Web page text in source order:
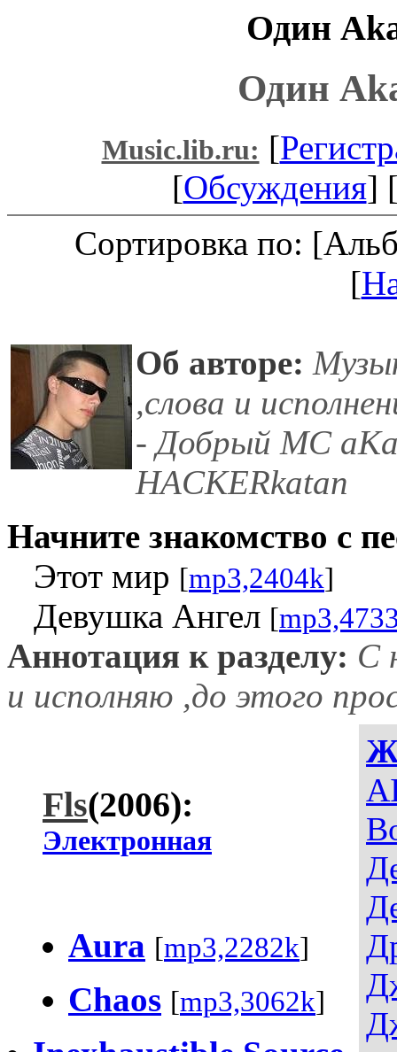
Один
Один
Music.lib.ru: [
[Обсуждения]
Сортировка по:
[
Об авторе:
,слова и
- Добрый МС
HACKERkatan
Начните знакомство с
Этот мир [mp3,2404k]
Девушка Ангел [
Аннотация к разделу: С
и исполняю ,до этого
Fls(2006):
Электронная
Aura [mp3,2282k]
Chaos [mp3,3062k]